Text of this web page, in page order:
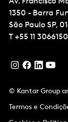
1350 - Barra
São Paulo SP,
T +55 11
© Kantar Group
Termos e